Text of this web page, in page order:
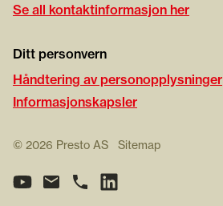
Se all kontaktinformasjon her
Ditt personvern
Håndtering av personopplysninger
Informasjonskapsler
© 2026 Presto AS Sitemap